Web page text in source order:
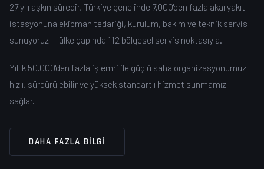
27 yılı aşkın süredir, Türkiye genelinde 7.000'den fazla akaryakıt
istasyonuna ekipman tedariği, kurulum, bakım ve teknik servis
sunuyoruz — ülke çapında 112 bölgesel servis noktasıyla.
Yıllık 50.000'den fazla iş emri ile güçlü saha organizasyonumuz
hızlı, sürdürülebilir ve yüksek standartlı hizmet sunmamızı
sağlar.
DAHA FAZLA BILGI